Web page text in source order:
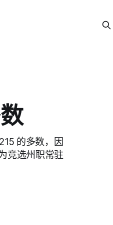
的多数，因
竞选州职常驻